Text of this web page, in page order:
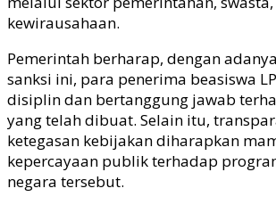
kewirausahaan.
Pemerintah berharap, dengan
sanksi ini, para penerima beasiswa
disiplin dan bertanggung jawab
yang telah dibuat. Selain itu,
ketegasan kebijakan diharapkan
kepercayaan publik terhadap
negara tersebut.